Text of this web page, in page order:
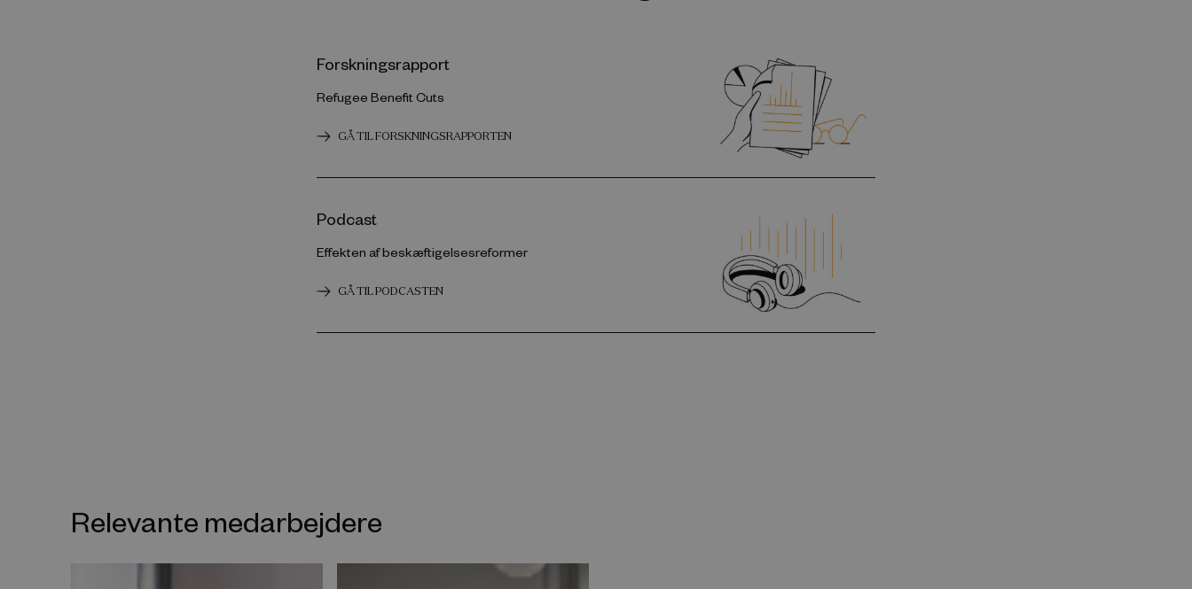
Forskningsrapport
Refugee Benefit Cuts
GÅ TIL FORSKNINGSRAPPORTEN
Podcast
Effekten af beskæftigelsesreformer
GÅ TIL PODCASTEN
Relevante medarbejdere